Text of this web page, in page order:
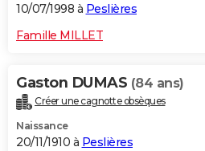
10/07/1998 à Peslières
Famille MILLET
Gaston DUMAS (84 ans)
Créer une cagnotte obsèques
Naissance
20/11/1910 à Peslières